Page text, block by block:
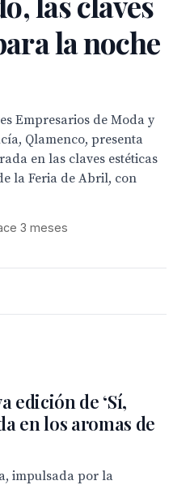
la noche
Empresarios de Moda y
Qlamenco, presenta
en las claves estéticas
la Feria de Abril, con
3 meses
edición de ‘Sí,
en los aromas de
impulsada por la